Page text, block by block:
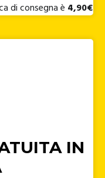
di consegna è 4,90€
IN